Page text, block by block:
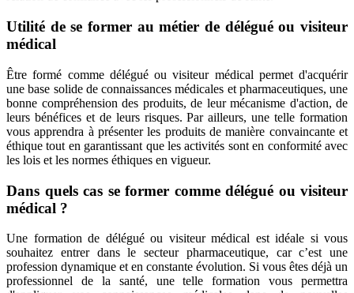
Utilité de se former au métier de délégué ou visiteur
médical
Être formé comme délégué ou visiteur médical permet d'acquérir
une base solide de connaissances médicales et pharmaceutiques, une
bonne compréhension des produits, de leur mécanisme d'action, de
leurs bénéfices et de leurs risques. Par ailleurs, une telle formation
vous apprendra à présenter les produits de manière convaincante et
éthique tout en garantissant que les activités sont en conformité avec
les lois et les normes éthiques en vigueur.
Dans quels cas se former comme délégué ou visiteur
médical ?
Une formation de délégué ou visiteur médical est idéale si vous
souhaitez entrer dans le secteur pharmaceutique, car c’est une
profession dynamique et en constante évolution. Si vous êtes déjà un
professionnel de la santé, une telle formation vous permettra